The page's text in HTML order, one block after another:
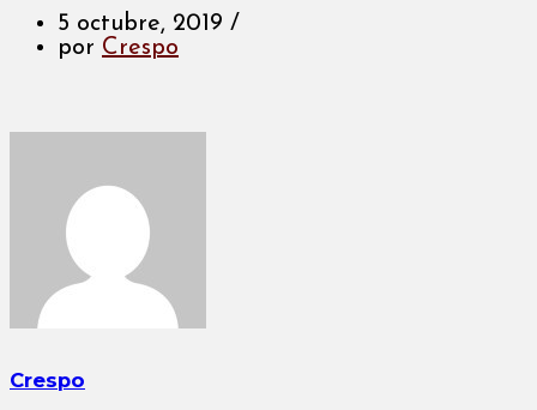
5 octubre, 2019 /
por Crespo
Crespo